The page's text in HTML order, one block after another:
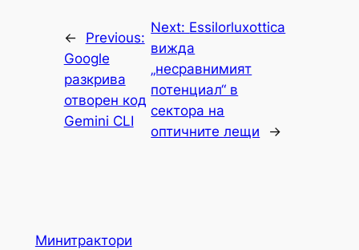
←
Previous:
Google
разкрива
отворен код
Gemini CLI
Next: Essilorluxottica
вижда
„несравнимият
потенциал“ в
сектора на
оптичните лещи
→
Минитрактори